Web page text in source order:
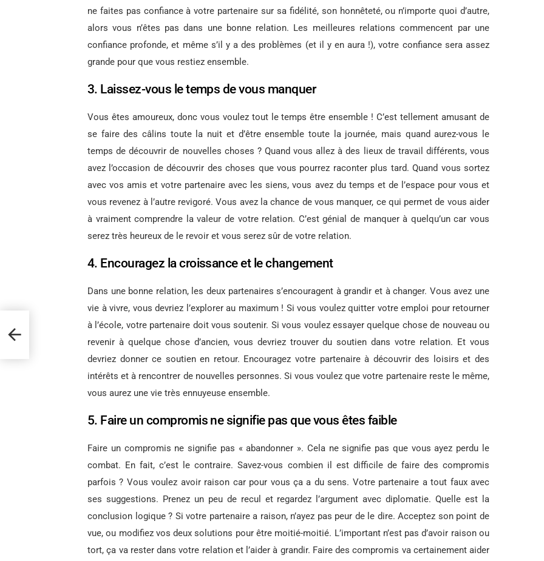
ne faites pas confiance à votre partenaire sur sa fidélité, son honnêteté, ou n’importe quoi d’autre,
alors vous n’êtes pas dans une bonne relation. Les meilleures relations commencent par une
confiance profonde, et même s’il y a des problèmes (et il y en aura !), votre confiance sera assez
grande pour que vous restiez ensemble.
3. Laissez-vous le temps de vous manquer
Vous êtes amoureux, donc vous voulez tout le temps être ensemble ! C’est tellement amusant de
se faire des câlins toute la nuit et d’être ensemble toute la journée, mais quand aurez-vous le
temps de découvrir de nouvelles choses ? Quand vous allez à des lieux de travail différents, vous
avez l’occasion de découvrir des choses que vous pourrez raconter plus tard. Quand vous sortez
avec vos amis et votre partenaire avec les siens, vous avez du temps et de l’espace pour vous et
vous revenez à l’autre revigoré. Vous avez la chance de vous manquer, ce qui permet de vous aider
à vraiment comprendre la valeur de votre relation. C’est génial de manquer à quelqu’un car vous
serez très heureux de le revoir et vous serez sûr de votre relation.
4. Encouragez la croissance et le changement
Dans une bonne relation, les deux partenaires s’encouragent à grandir et à changer. Vous avez une
vie à vivre, vous devriez l’explorer au maximum ! Si vous voulez quitter votre emploi pour retourner
à l’école, votre partenaire doit vous soutenir. Si vous voulez essayer quelque chose de nouveau ou
revenir à quelque chose d’ancien, vous devriez trouver du soutien dans votre relation. Et vous
devriez donner ce soutien en retour. Encouragez votre partenaire à découvrir des loisirs et des
intérêts et à rencontrer de nouvelles personnes. Si vous voulez que votre partenaire reste le même,
vous aurez une vie très ennuyeuse ensemble.
5. Faire un compromis ne signifie pas que vous êtes faible
Faire un compromis ne signifie pas « abandonner ». Cela ne signifie pas que vous ayez perdu le
combat. En fait, c’est le contraire. Savez-vous combien il est difficile de faire des compromis
parfois ? Vous voulez avoir raison car pour vous ça a du sens. Votre partenaire a tout faux avec
ses suggestions. Prenez un peu de recul et regardez l’argument avec diplomatie. Quelle est la
conclusion logique ? Si votre partenaire a raison, n’ayez pas peur de le dire. Acceptez son point de
vue, ou modifiez vos deux solutions pour être moitié-moitié. L’important n’est pas d’avoir raison ou
tort, ça va rester dans votre relation et l’aider à grandir. Faire des compromis va certainement aider